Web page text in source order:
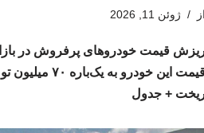
از ژوئن 11, 2026
قیمت خودروهای پرفروش در
قیمت این خودرو به یک‌باره ۷۰
+ جدول